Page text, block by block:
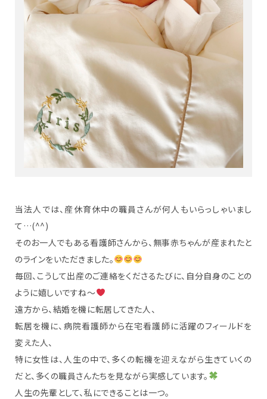
当法人では、産休育休中の職員さんが何人もいらっしゃいまし
て…(^^)
そのお一人でもある看護師さんから、無事赤ちゃんが産まれたと
のラインをいただきました。
毎回、こうして出産のご連絡をくださるたびに、自分自身のことの
ように嬉しいですね〜
遠方から、結婚を機に転居してきた人、
転居を機に、病院看護師から在宅看護師に活躍のフィールドを
変えた人、
特に女性は、人生の中で、多くの転機を迎えながら生きていくの
だと、多くの職員さんたちを見ながら実感しています。
人生の先輩として、私にできることは一つ。